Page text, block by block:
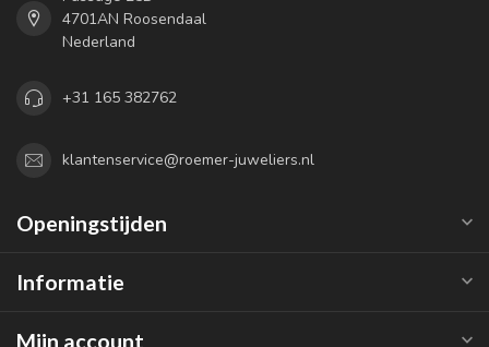
4701AN Roosendaal
Nederland
+31 165 382762
klantenservice@roemer-juweliers.nl
Openingstijden
Informatie
Mijn account